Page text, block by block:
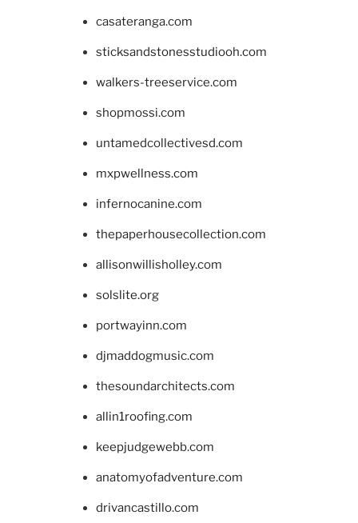
casateranga.com
sticksandstonesstudiooh.com
walkers-treeservice.com
shopmossi.com
untamedcollectivesd.com
mxpwellness.com
infernocanine.com
thepaperhousecollection.com
allisonwillisholley.com
solslite.org
portwayinn.com
djmaddogmusic.com
thesoundarchitects.com
allin1roofing.com
keepjudgewebb.com
anatomyofadventure.com
drivancastillo.com